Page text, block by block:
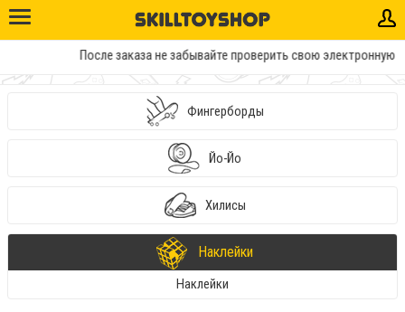
После заказа не забывайте проверить свою электронную
Фингерборды
Йо-Йо
Хилисы
Наклейки
Наклейки